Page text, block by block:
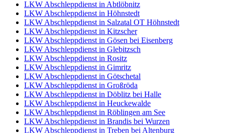
LKW Abschleppdienst in Abtlöbnitz
LKW Abschleppdienst in Höhnstedt
LKW Abschleppdienst in Salzatal OT Höhnstedt
LKW Abschleppdienst in Kitzscher
LKW Abschleppdienst in Gösen bei Eisenberg
LKW Abschleppdienst in Glebitzsch
LKW Abschleppdienst in Rositz
LKW Abschleppdienst in Gimritz
LKW Abschleppdienst in Götschetal
LKW Abschleppdienst in Großröda
LKW Abschleppdienst in Döblitz bei Halle
LKW Abschleppdienst in Heuckewalde
LKW Abschleppdienst in Röblingen am See
LKW Abschleppdienst in Brandis bei Wurzen
LKW Abschleppdienst in Treben bei Altenburg